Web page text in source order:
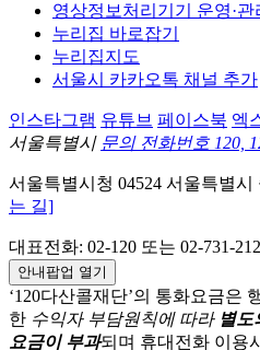
영상정보처리기기 운영·관
누리집 바로잡기
누리집지도
서울시 카카오톡 채널 추가
인스타그램 유튜브 페이스북 엑
서울특별시 문의 전화번호 120,
서울특별시청 04524 서울특별시
는 길]
대표전화: 02-120 또는 02-731-
안내팝업 열기
‘120다산콜재단’의 통화요금은
한 수익자 부담원칙에 따라 별도
요금이 부과되며 휴대전화 이용